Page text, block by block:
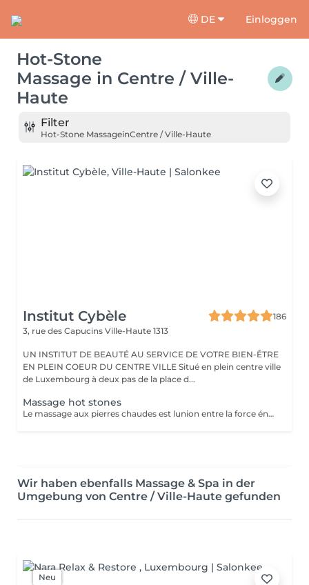
DE Einloggen
Hot-Stone
Massage in Centre / Ville-
Haute
Filter
Hot-Stone MassageinCentre / Ville-Haute
Institut Cybèle
186
3, rue des Capucins Ville-Haute 1313
UN INSTITUT DE BEAUTÉ AU SERVICE DE VOTRE BIEN-ÊTRE
EN PLEIN COEUR DU CENTRE VILLE Situé en plein centre ville
de Luxembourg à deux pas de la place d...
Massage hot stones
Le massage aux pierres chaudes est lunion entre la force énergétique des pierres, leurs chaleurs, leurs douceurs et la masseuse. Ce sont des pierres de basalte volcanique chauffées à une température entre 50 et 60 degrés. Ce massage permet de lâcher prise, soulage les douleurs et relâche les nuds musculaires.
Wir haben ebenfalls Massage & Spa in der
Umgebung von Centre / Ville-Haute gefunden
Neu